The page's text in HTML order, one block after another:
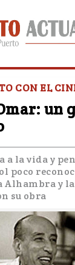
CON EL
un
a la vida y
poco
Alhambra y
su obra